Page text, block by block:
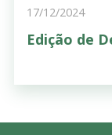
17/12/2024
Edição de